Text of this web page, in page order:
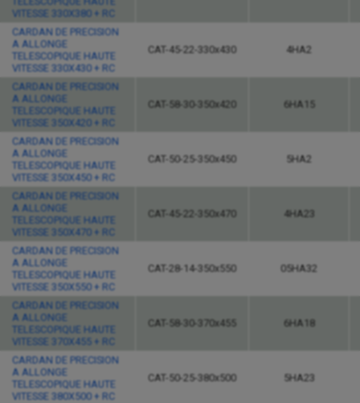
VITESSE 330X380 + RC
CARDAN DE PRECISION
A ALLONGE
TELESCOPIQUE HAUTE
VITESSE 330X430 + RC
CAT-45-22-330x430 4HA2
CARDAN DE PRECISION
A ALLONGE
TELESCOPIQUE HAUTE
VITESSE 350X420 + RC
CAT-58-30-350x420 6HA15
CARDAN DE PRECISION
A ALLONGE
TELESCOPIQUE HAUTE
VITESSE 350X450 + RC
CAT-50-25-350x450 5HA2
CARDAN DE PRECISION
A ALLONGE
TELESCOPIQUE HAUTE
VITESSE 350X470 + RC
CAT-45-22-350x470 4HA23
CARDAN DE PRECISION
A ALLONGE
TELESCOPIQUE HAUTE
VITESSE 350X550 + RC
CAT-28-14-350x550 05HA32
CARDAN DE PRECISION
A ALLONGE
TELESCOPIQUE HAUTE
VITESSE 370X455 + RC
CAT-58-30-370x455 6HA18
CARDAN DE PRECISION
A ALLONGE
TELESCOPIQUE HAUTE
VITESSE 380X500 + RC
CAT-50-25-380x500 5HA23